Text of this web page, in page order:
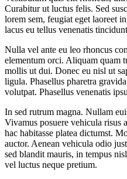
Curabitur ut luctus felis. Sed
lorem sem, feugiat eget laoreet
lacus eu tellus venenatis
Nulla vel ante eu leo rhoncus
elementum orci. Aliquam quam
mollis ut dui. Donec eu nisl ut
ligula. Phasellus pharetra
volutpat. Phasellus venenatis
In sed rutrum magna. Nullam
Vivamus posuere vehicula risus
hac habitasse platea dictumst.
auctor. Aenean vehicula odio
sed blandit mauris, in tempus
vel luctus neque pretium.